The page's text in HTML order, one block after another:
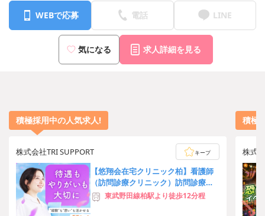
WEBで応募 電話 LINE
気になる 求人詳細を見る
積極採用中の人気求人!
株式会社TRI SUPPORT キープ
【悠翔会在宅クリニック柏】看護師
（訪問診療クリニック）訪問診療同
行業務東武野田線柏駅より徒歩12分程
積極
株式